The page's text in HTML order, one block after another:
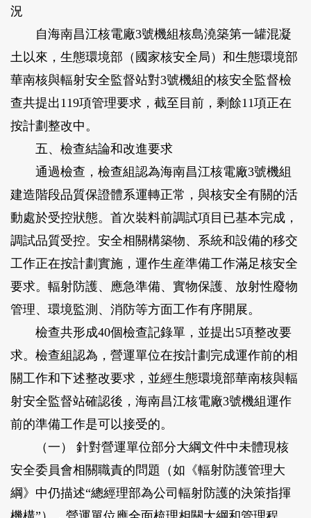
況
自海南昌江核電廠3號機組核島澆築第一罐混凝
土以來，生態環境部（國家核安全局）和生態環境部
華南核與輻射安全監督站對3號機組的核安全監督檢
查共提出119項管理要求，截至目前，剩餘11項正在
按計劃整改中。
五、檢查結論和改進要求
通過檢查，檢查組認為海南昌江核電廠3號機組
建造階段品質保證體系運轉正常，與核安全有關的活
動處於受控狀態。首次裝料前調試項目已基本完成，
調試品質受控。安全相關構築物、系統和設備的移交
工作正在按計劃實施，運作生産準備工作滿足核安全
要求。輻射防護、應急準備、實物保護、放射性廢物
管理、環境監測、消防等方面工作有序開展。
檢查共形成40個檢查記錄單，並提出5項整改要
求。檢查組認為，營運單位在按計劃完成運作前的相
關工作和下述整改要求，並經生態環境部華南核與輻
射安全監督站確認後，海南昌江核電廠3號機組運作
前的準備工作是可以接受的。
（一） 針對營運單位部分大綱文件中未體現核
安全委員會相關職責的問題（如《輻射防護管理大
綱》中仍描述“總經理部為公司輻射防護的決策指揮